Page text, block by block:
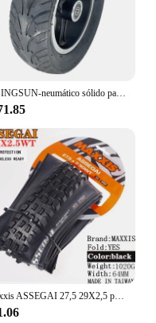
RISINGSUN-neumático sólido para patinete eléctrico, rueda no neumática de 8 pulgadas con cubo, 200x60
Maxxis ASSEGAI 27,5 29X2,5 pulgadas cuesta abajo plegable al vacío a prueba de pinchazos es el neumático de caída rápida de mayor resistencia de Maxxis